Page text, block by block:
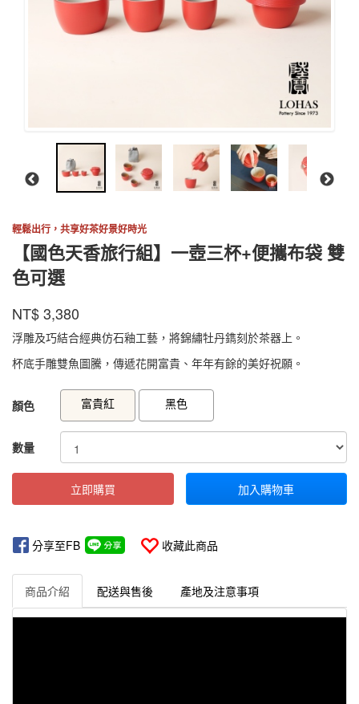
輕鬆出行，共享好茶好景好時光
【國色天香旅行組】一壺三杯+便攜布袋 雙
色可選
商品代號 GSTXLX001RD
GSTXLX001RD
品牌
寶
NT$3,380
浮雕及巧結合經典仿石釉工藝，將錦繡牡丹鐫刻於茶器上。
杯底手雕雙魚圖騰，傳遞花開富貴、年年有餘的美好祝願。
GOODS000000000000000162825
顏色 富貴紅 黑色
數量
立即購買 加入購物車
分享至FB 收藏此商品
商品介紹 配送與售後 產地及注意事項